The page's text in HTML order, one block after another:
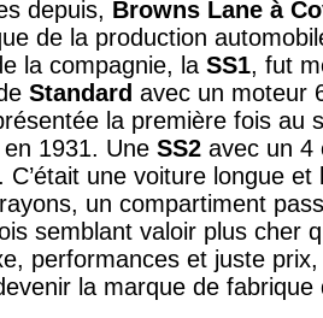
depuis, Browns Lane à
de la production
la compagnie, la SS1, fut
Standard avec un moteur
la première fois au
1931. Une SS2 avec un 4
C’était une voiture longue
un compartiment
semblant valoir plus cher
performances et juste
la marque de fabrique